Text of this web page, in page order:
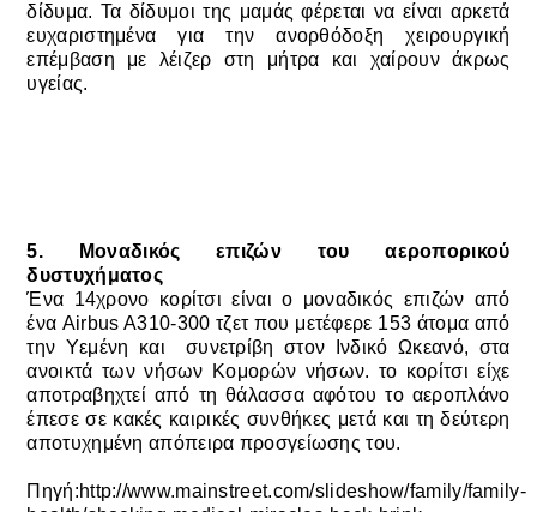
δίδυμα. Τα δίδυμοι της μαμάς φέρεται να είναι αρκετά
ευχαριστημέναγια την ανορθόδοξη χειρουργική
επέμβαση με λέιζερ στη μήτρα και χαίρουν άκρως
υγείας.
5.
Μοναδικός επιζών του αεροπορικού
δυστυχήματος
Ένα 14χρονο κορίτσι είναι ο μοναδικός επιζών από
ένα Airbus A310-300 τζετ που μετέφερε 153 άτομα από
την Υεμένη και συνετρίβη στον Ινδικό Ωκεανό, στα
ανοικτά των νήσων Κομορών νήσων. το κορίτσι είχε
αποτραβηχτεί από τη θάλασσα αφότου το αεροπλάνο
έπεσε σε κακές καιρικές συνθήκες μετά και τη δεύτερη
αποτυχημένη απόπειρα προσγείωσης του.
Πηγή:http://www.mainstreet.com/slideshow/family/family-